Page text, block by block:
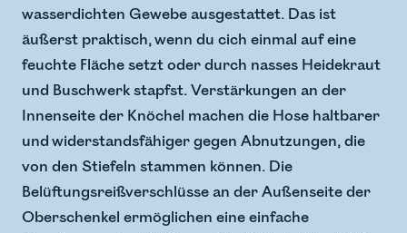
wasserdichten Gewebe ausgestattet. Das ist
äußerst praktisch, wenn du cich einmal auf eine
feuchte Fläche setzt oder durch nasses Heidekraut
und Buschwerk stapfst. Verstärkungen an der
Innenseite der Knöchel machen die Hose haltbarer
und widerstandsfähiger gegen Abnutzungen, die
von den Stiefeln stammen können. Die
Belüftungsreißverschlüsse an der Außenseite der
Oberschenkel ermöglichen eine einfache